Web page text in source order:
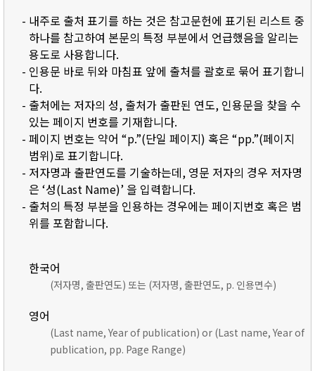
- 내주로 출처 표기를 하는 것은 참고문헌에 표기된 리스트 중
하나를 참고하여 본문의 특정 부분에서 언급했음을 알리는
용도로 사용합니다.
- 인용문 바로 뒤와 마침표 앞에 출처를 괄호로 묶어 표기합니
다.
- 출처에는 저자의 성, 출처가 출판된 연도, 인용문을 찾을 수
있는 페이지 번호를 기재합니다.
- 페이지 번호는 약어 “p.”(단일 페이지) 혹은 “pp.”(페이지
범위)로 표기합니다.
- 저자명과 출판연도를 기술하는데, 영문 저자의 경우 저자명
은 ‘성(Last Name)’ 을 입력합니다.
- 출처의 특정 부분을 인용하는 경우에는 페이지번호 혹은 범
위를 포함합니다.
한국어
(저자명, 출판연도) 또는 (저자명, 출판연도, p. 인용면수)
영어
(Last name, Year of publication) or (Last name, Year of
publication, pp. Page Range)